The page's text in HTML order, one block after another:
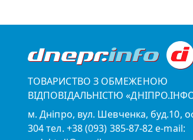
ТОВАРИСТВО З ОБМЕЖЕНОЮ
ВІДПОВІДАЛЬНІСТЮ
м. Дніпро, вул. Шевченка, буд.10,
304 тел. +38 (093) 385-87-82 e-mail: